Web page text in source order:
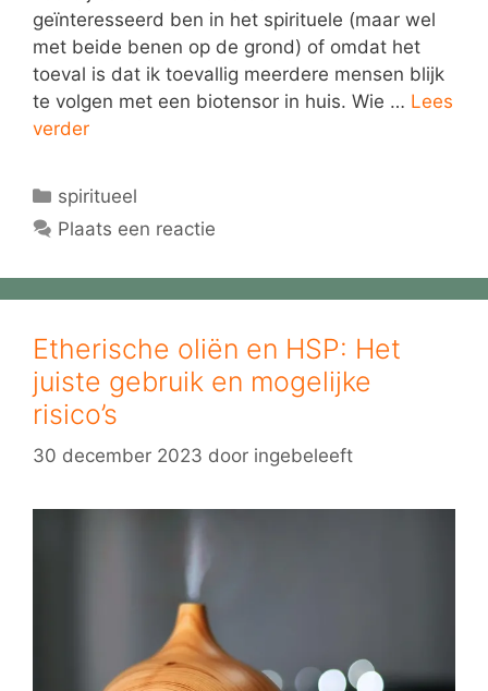
geïnteresseerd ben in het spirituele (maar wel
met beide benen op de grond) of omdat het
toeval is dat ik toevallig meerdere mensen blijk
te volgen met een biotensor in huis. Wie … Lees
verder
Categorieën
spiritueel
Plaats een reactie
Etherische oliën en HSP: Het
juiste gebruik en mogelijke
risico’s
30 december 2023 door ingebeleeft